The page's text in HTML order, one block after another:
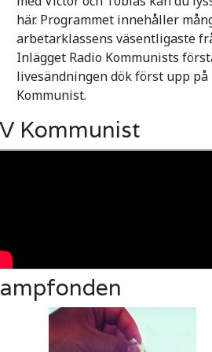
här. Programmet innehåller
arbetarklassens väsentligaste
Inlägget Radio Kommunists
livesändningen dök först upp på
Kommunist.
Kommunist